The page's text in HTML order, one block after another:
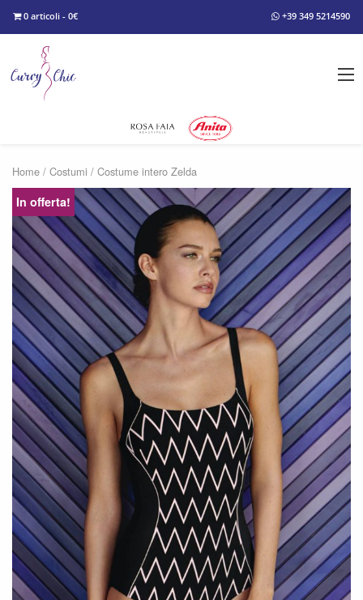
0 articoli - 0€ +39 349 5214590
Home / Costumi / Costume intero Zelda
In offerta!